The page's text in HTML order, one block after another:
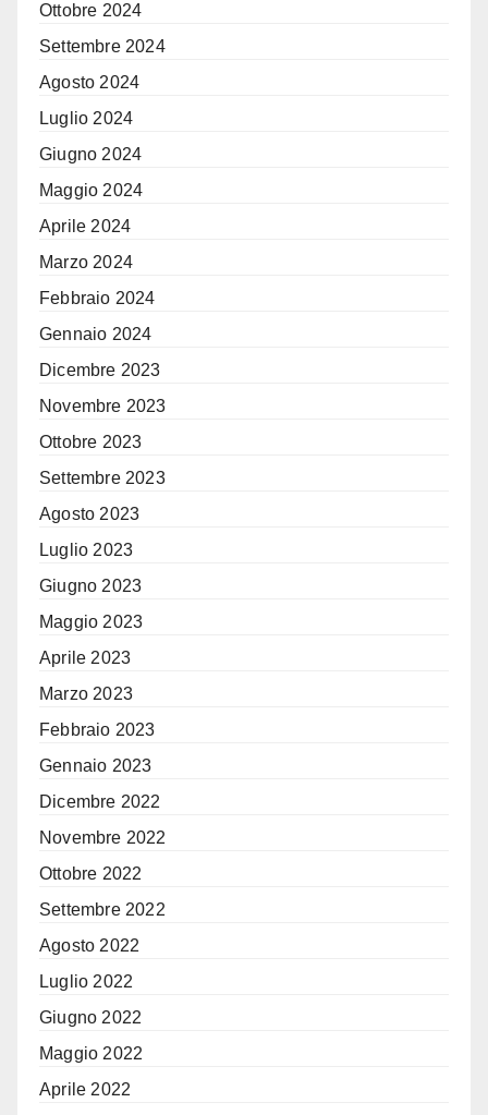
Ottobre 2024
Settembre 2024
Agosto 2024
Luglio 2024
Giugno 2024
Maggio 2024
Aprile 2024
Marzo 2024
Febbraio 2024
Gennaio 2024
Dicembre 2023
Novembre 2023
Ottobre 2023
Settembre 2023
Agosto 2023
Luglio 2023
Giugno 2023
Maggio 2023
Aprile 2023
Marzo 2023
Febbraio 2023
Gennaio 2023
Dicembre 2022
Novembre 2022
Ottobre 2022
Settembre 2022
Agosto 2022
Luglio 2022
Giugno 2022
Maggio 2022
Aprile 2022